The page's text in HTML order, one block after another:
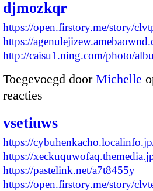
djmozkqr
https://open.firstory.me/story/
https://
http://caisu1.ning.com/photo/
Toegevoegd door Michelle
reacties
vsetiuws
https://
https://
https://pastelink.net/a7t8455y
https://open.firstory.me/story/